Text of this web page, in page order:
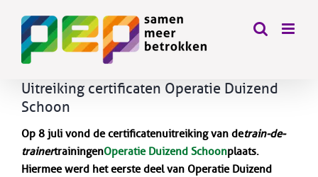
content
Uitreiking certificaten Operatie Duizend
Schoon
Op 8 juli vond de certificatenuitreiking van detrain-de-
trainertrainingenOperatie Duizend Schoonplaats.
Hiermee werd het eerste deel van Operatie Duizend